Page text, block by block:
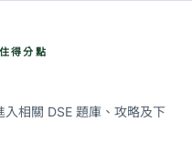
得分點
相關 DSE 題庫、攻略及下